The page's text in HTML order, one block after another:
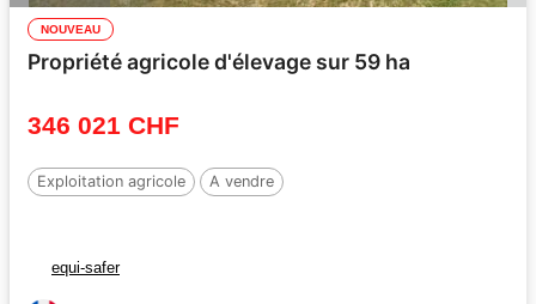
NOUVEAU
Propriété agricole d'élevage sur 59 ha
346 021 CHF
Exploitation agricole A vendre
equi-safer